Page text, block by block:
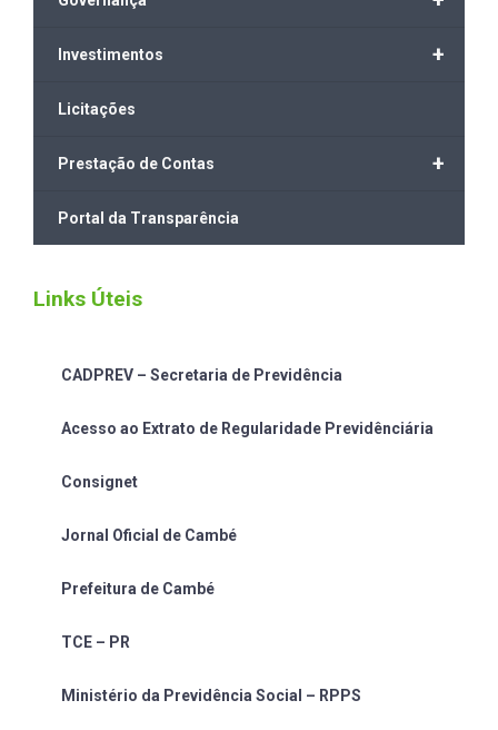
+
Investimentos
Licitações
+
Prestação de Contas
Portal da Transparência
Links Úteis
CADPREV – Secretaria de Previdência
Acesso ao Extrato de Regularidade Previdênciária
Consignet
Jornal Oficial de Cambé
Prefeitura de Cambé
TCE – PR
Ministério da Previdência Social – RPPS